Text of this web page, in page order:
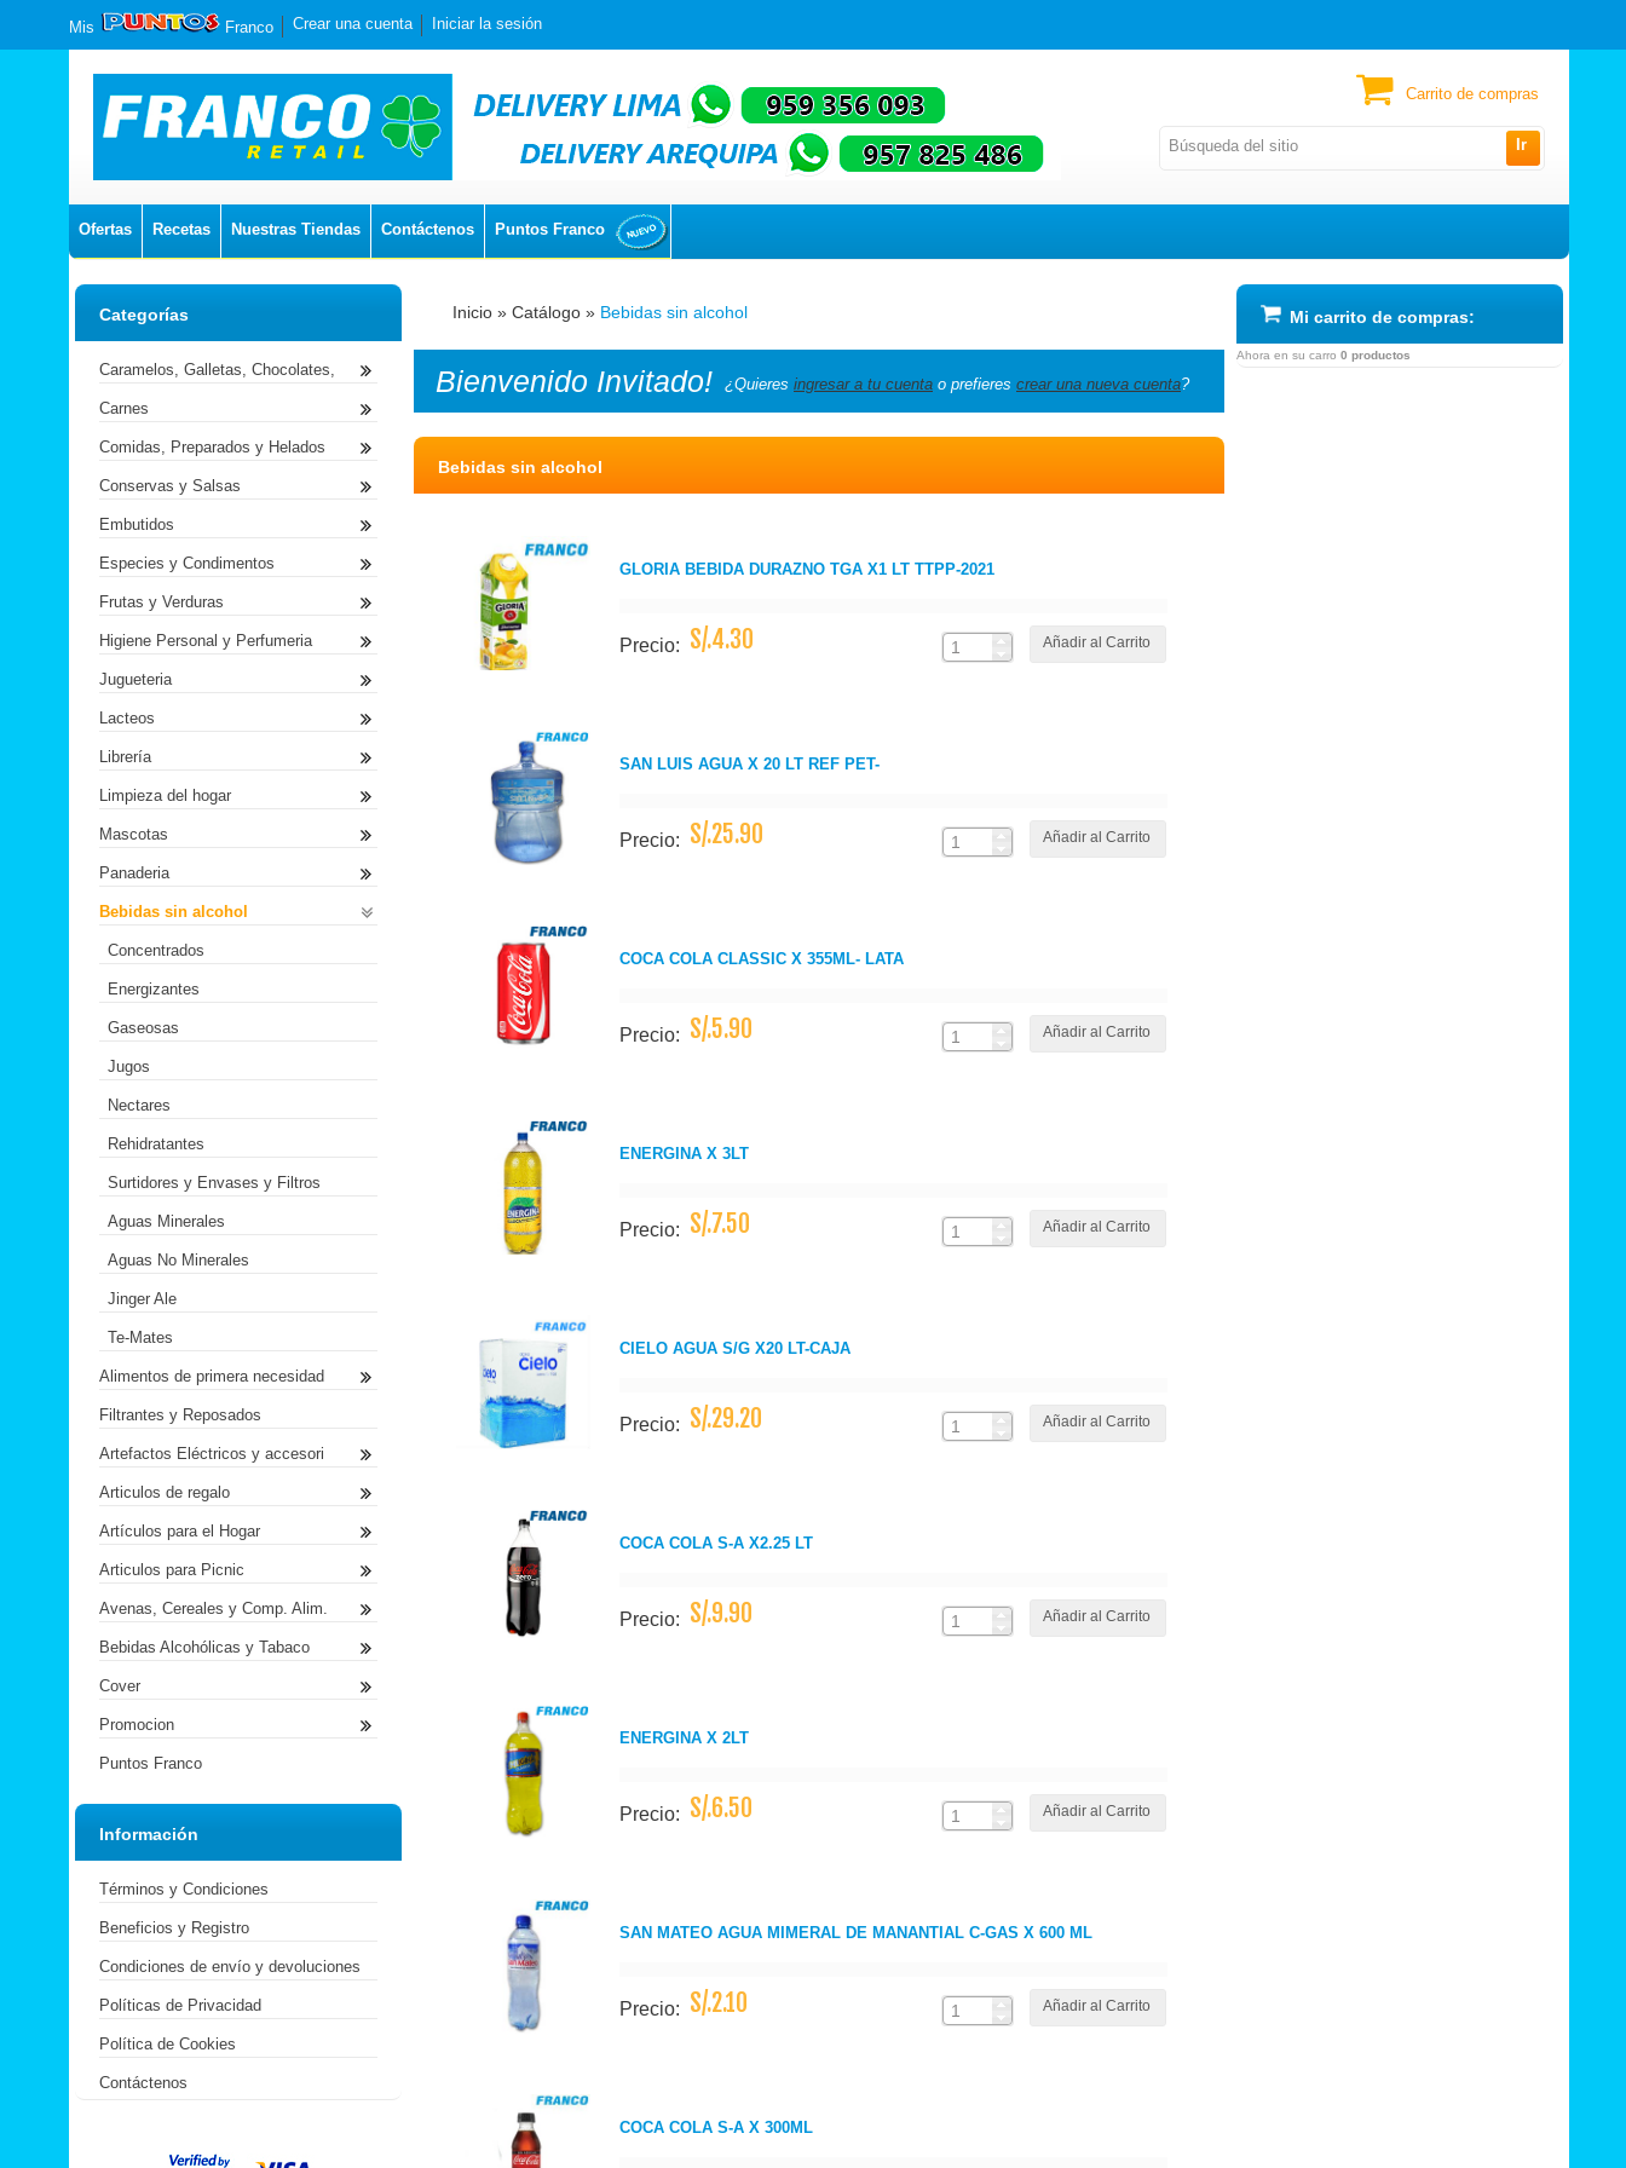
Ir
Mis Franco Crear una cuenta Iniciar la sesión
Ofertas Recetas Nuestras Tiendas Contáctenos Puntos Franco
Carrito de compras
Inicio » Catálogo » Bebidas sin alcohol
Bienvenido Invitado! ¿Quieres ingresar a tu cuenta o prefieres crear una nueva cuenta?
Bebidas sin alcohol
GLORIA BEBIDA DURAZNO TGA X1 LT TTPP-2021
Precio: S/.4.30 Añadir al Carrito
SAN LUIS AGUA X 20 LT REF PET-
Precio: S/.25.90 Añadir al Carrito
COCA COLA CLASSIC X 355ML- LATA
Precio: S/.5.90 Añadir al Carrito
ENERGINA X 3LT
Precio: S/.7.50 Añadir al Carrito
CIELO AGUA S/G X20 LT-CAJA
Precio: S/.29.20 Añadir al Carrito
COCA COLA S-A X2.25 LT
Precio: S/.9.90 Añadir al Carrito
ENERGINA X 2LT
Precio: S/.6.50 Añadir al Carrito
SAN MATEO AGUA MIMERAL DE MANANTIAL C-GAS X 600 ML
Precio: S/.2.10 Añadir al Carrito
COCA COLA S-A X 300ML
Categorías
Caramelos, Galletas, Chocolates,
Carnes
Comidas, Preparados y Helados
Conservas y Salsas
Embutidos
Especies y Condimentos
Frutas y Verduras
Higiene Personal y Perfumeria
Jugueteria
Lacteos
Librería
Limpieza del hogar
Mascotas
Panaderia
Bebidas sin alcohol
Concentrados
Energizantes
Gaseosas
Jugos
Nectares
Rehidratantes
Surtidores y Envases y Filtros
Aguas Minerales
Aguas No Minerales
Jinger Ale
Te-Mates
Alimentos de primera necesidad
Filtrantes y Reposados
Artefactos Eléctricos y accesori
Articulos de regalo
Artículos para el Hogar
Articulos para Picnic
Avenas, Cereales y Comp. Alim.
Bebidas Alcohólicas y Tabaco
Cover
Promocion
Puntos Franco
Información
Términos y Condiciones
Beneficios y Registro
Condiciones de envío y devoluciones
Políticas de Privacidad
Política de Cookies
Contáctenos
Mi carrito de compras:
Ahora en su carro 0 productos